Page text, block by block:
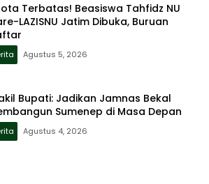
Terbatas! Beasiswa Tahfidz NU
LAZISNU Jatim Dibuka, Buruan
Agustus 5, 2026
Bupati: Jadikan Jamnas Bekal
Sumenep di Masa Depan
Agustus 4, 2026